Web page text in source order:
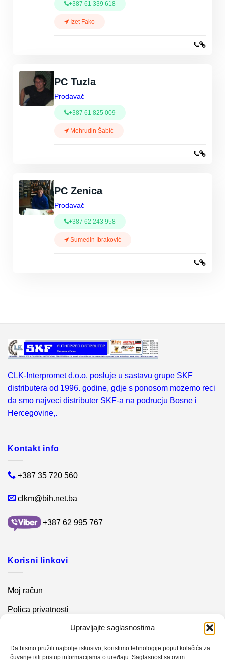
Upravljajte saglasnostima
Da bismo pružili najbolje iskustvo, koristimo tehnologije poput kolačića za
čuvanje i/ili pristup informacijama o uređaju. Saglasnost sa ovim
+387 61 339 618
Izet Fako
PC Tuzla
Prodavač
+387 61 825 009
Mehrudin Šabić
PC Zenica
Prodavač
+387 62 243 958
Sumedin Ibraković
CLK-Interpromet d.o.o. posluje u sastavu grupe SKF
distributera od 1996. godine, gdje s ponosom mozemo reci
da smo najveci distributer SKF-a na podrucju Bosne i
Hercegovine,.
Kontakt info
+387 35 720 560
clkm@bih.net.ba
+387 62 995 767
Korisni linkovi
Moj račun
Polica privatnosti
Kontakt info